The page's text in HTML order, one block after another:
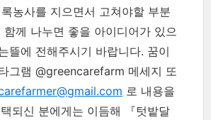
농사를 지으면서 고쳐야할 부분
함께 나누면 좋을 아이디어가 있으
뜰에 전해주시기 바랍니다. 꿈이
그램 @greencarefarm 메세지 또
로 내용을
되신 분에게는 이듬해 『텃밭달